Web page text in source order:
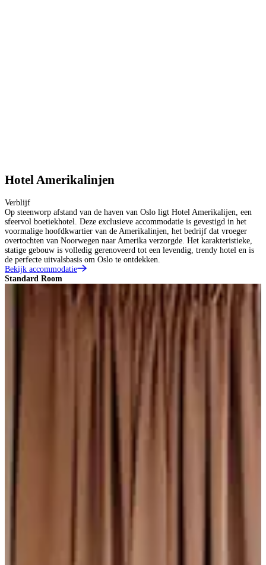
Hotel Amerikalinjen
Verblijf
Op steenworp afstand van de haven van Oslo ligt Hotel Amerikalijen, een
sfeervol boetiekhotel. Deze exclusieve accommodatie is gevestigd in het
voormalige hoofdkwartier van de Amerikalinjen, het bedrijf dat vroeger
overtochten van Noorwegen naar Amerika verzorgde. Het karakteristieke,
statige gebouw is volledig gerenoveerd tot een levendig, trendy hotel en is
de perfecte uitvalsbasis om Oslo te ontdekken.
Bekijk accommodatie
Standard Room